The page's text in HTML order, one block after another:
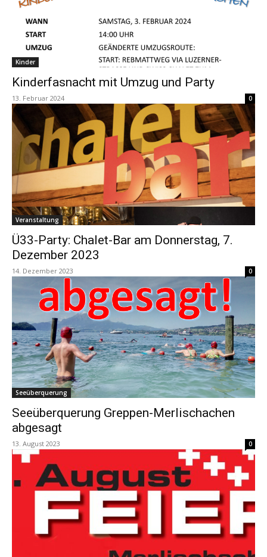
Kinder
Kinderfasnacht mit Umzug und Party
13. Februar 2024 0
Veranstaltung
Ü33-Party: Chalet-Bar am Donnerstag, 7.
Dezember 2023
14. Dezember 2023 0
Seeüberquerung
Seeüberquerung Greppen-Merlischachen
abgesagt
13. August 2023 0